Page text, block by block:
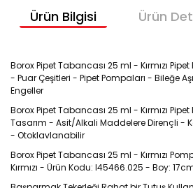
Ürün Bilgisi Ürün
Borox Pipet Tabancası 25 ml - Kırmızı Pipet
- Puar Çeşitleri - Pipet Pompaları - Bileğe
Engeller
Borox Pipet Tabancası 25 ml - Kırmızı
Tasarım - Asit/Alkali Maddelere Dirençli -
- Otoklavlanabilir
Borox Pipet Tabancası 25 ml - Kırmızı
Kırmızı - Ürün Kodu: I45466.025 - Boy: